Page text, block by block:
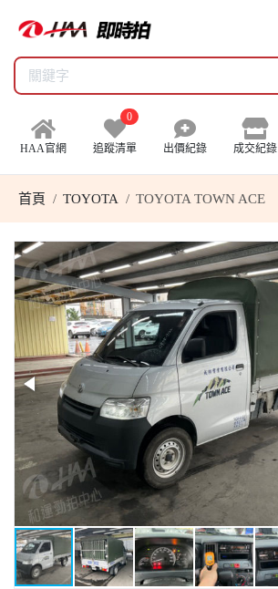
HAA官網
0
追蹤清單 出價紀錄 成交紀錄
首頁 TOYOTA TOYOTA TOWN ACE